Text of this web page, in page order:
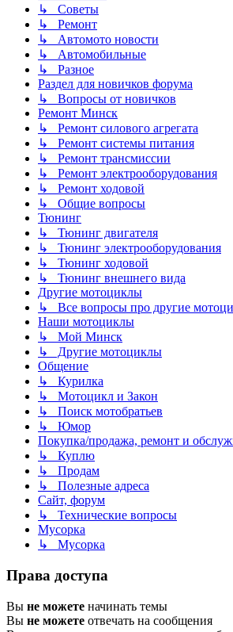
↳ Советы
↳ Ремонт
↳ Автомото новости
↳ Автомобильные
↳ Разное
Раздел для новичков форума
↳ Вопросы от новичков
Ремонт Минск
↳ Ремонт силового агрегата
↳ Ремонт системы питания
↳ Ремонт трансмиссии
↳ Ремонт электрооборудования
↳ Ремонт ходовой
↳ Общие вопросы
Тюнинг
↳ Тюнинг двигателя
↳ Тюнинг электрооборудования
↳ Тюнинг ходовой
↳ Тюнинг внешнего вида
Другие мотоциклы
↳ Все вопросы про другие
Наши мотоциклы
↳ Мой Минск
↳ Другие мотоциклы
Общение
↳ Курилка
↳ Мотоцикл и Закон
↳ Поиск мотобратьев
↳ Юмор
Покупка/продажа, ремонт и
↳ Куплю
↳ Продам
↳ Полезные адреса
Сайт, форум
↳ Технические вопросы
Мусорка
↳ Мусорка
Права доступа
Вы не можете начинать темы
Вы не можете отвечать на сообщения